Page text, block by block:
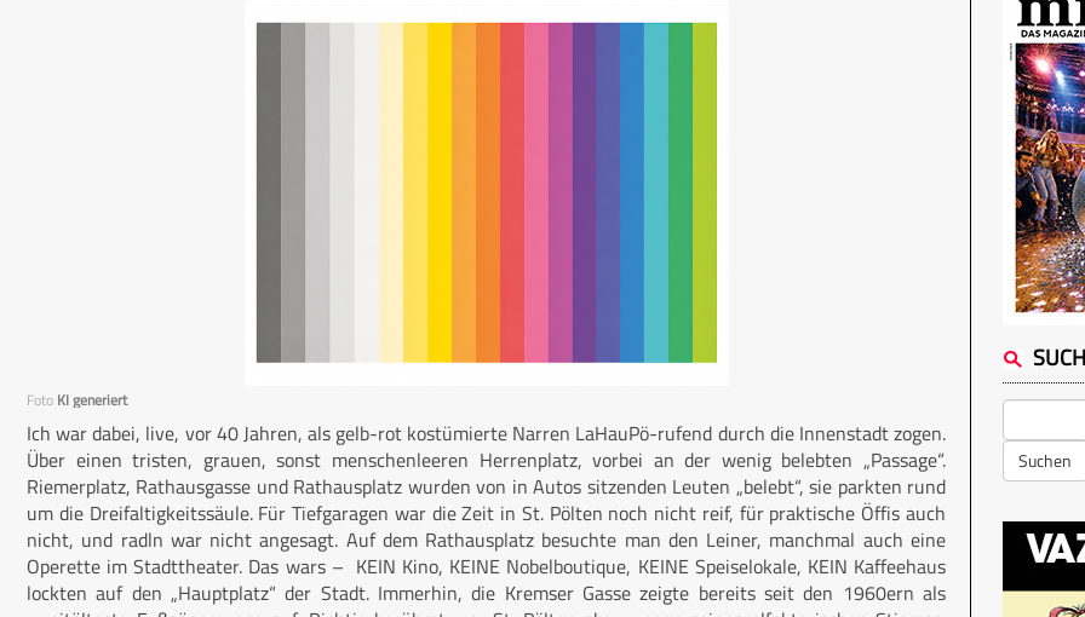
Foto KI generiert
Ich war dabei, live, vor 40 Jahren, als gelb-rot kostümierte Narren LaHauPö-rufend durch die Innenstadt zogen.
Über einen tristen, grauen, sonst menschenleeren Herrenplatz, vorbei an der wenig belebten „Passage“.
Riemerplatz, Rathausgasse und Rathausplatz wurden von in Autos sitzenden Leuten „belebt“, sie parkten rund
um die Dreifaltigkeitssäule. Für Tiefgaragen war die Zeit in St. Pölten noch nicht reif, für praktische Öffis auch
nicht, und radln war nicht angesagt. Auf dem Rathausplatz besuchte man den Leiner, manchmal auch eine
Operette im Stadttheater. Das wars – KEIN Kino, KEINE Nobelboutique, KEINE Speiselokale, KEIN Kaffeehaus
lockten auf den „Hauptplatz“ der Stadt. Immerhin, die Kremser Gasse zeigte bereits seit den 1960ern als
Suchen